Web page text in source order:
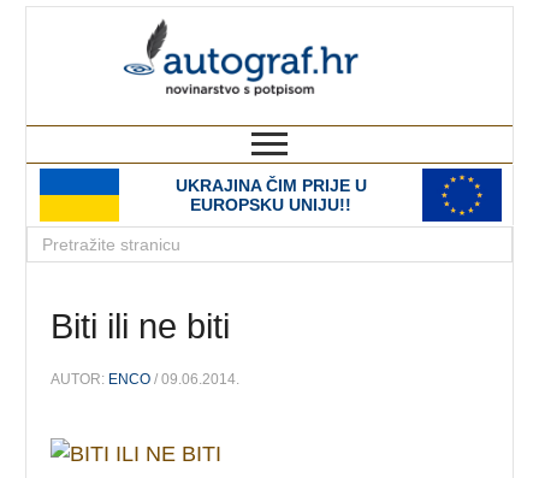
UKRAJINA ČIM PRIJE U
EUROPSKU UNIJU!!
Biti ili ne biti
AUTOR: ENCO / 09.06.2014.